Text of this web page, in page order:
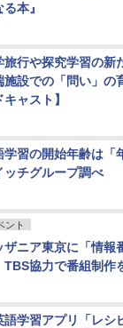
る本』
旅行や探究学習の新
施設での「問い」の
キャスト】
学習の開始年齢は「
ッチグループ調べ
ント
ザニア東京に「情報
TBS協力で番組制作
語学習アプリ「レシ